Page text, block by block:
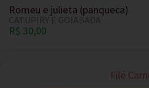
Romeu e julieta (panqueca)
R$ 30,00
Filé